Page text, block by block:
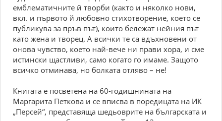
емблематичните й творби (както и няколко нови,
вкл. и първото й любовно стихотворение, което се
публикува за пръв път), които бележат нейния път
като жена и творец. А всички те са вдъхновени от
онова чувство, което най-вече ни прави хора, и сме
истински щастливи, само когато го имаме. Защото
всичко отминава, но болката отляво – не!
Книгата е посветена на 60-годишнината на
Маргарита Петкова и се вписва в поредицата на ИК
„Персей“, представяща шедьоврите на българската и